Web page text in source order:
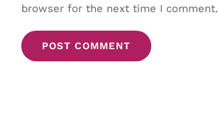
browser for the next time I comment.